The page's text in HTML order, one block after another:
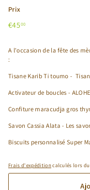
Prix
Prix
€4500€45,00
A l'occasion de la fête des
:
Tisane Karib Ti toumo -
Activateur de boucles - ALOHE
Confiture maracudja gros
Savon Cassia Alata - Les
Biscuits personnalisé Super
Frais d'expéditioncalculés lors du